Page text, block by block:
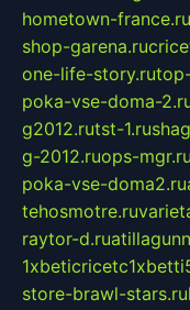
hometown-france.ru
shop-garena.ru
one-life-story.ru
poka-vse-doma-
g2012.rutst-1.ru
g-2012.ruops-mgr.ru
poka-vse-doma2.ru
tehosmotre.ru
raytor-d.ru
store-brawl-stars.ru